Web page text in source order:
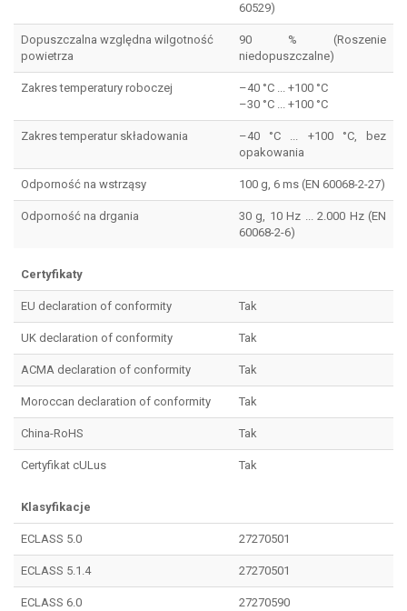
60529)
Dopuszczalna względna wilgotność
powietrza
90 % (Roszenie
niedopuszczalne)
Zakres temperatury roboczej
–40 °C ... +100 °C
–30 °C ... +100 °C
Zakres temperatur składowania
–40 °C ... +100 °C, bez
opakowania
Odporność na wstrząsy 100 g, 6 ms (EN 60068-2-27)
Odporność na drgania
30 g, 10 Hz ... 2.000 Hz (EN
60068-2-6)
Certyfikaty
EU declaration of conformity Tak
UK declaration of conformity Tak
ACMA declaration of conformity Tak
Moroccan declaration of conformity Tak
China-RoHS Tak
Certyfikat cULus Tak
Klasyfikacje
ECLASS 5.0 27270501
ECLASS 5.1.4 27270501
ECLASS 6.0 27270590